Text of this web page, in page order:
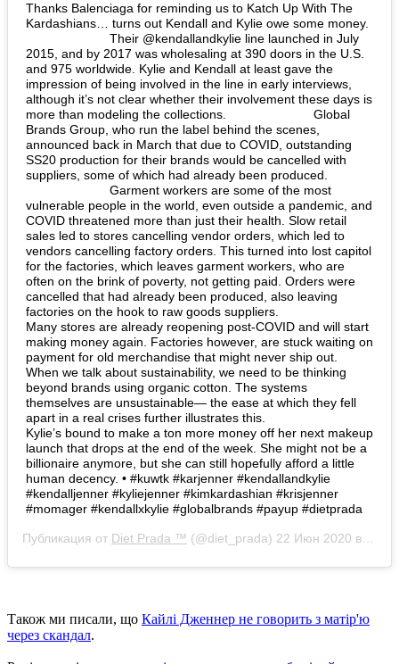
Thanks Balenciaga for reminding us to Katch Up With The
Kardashians… turns out Kendall and Kylie owe some money.
⠀⠀⠀⠀⠀⠀⠀⠀⠀ Their @kendallandkylie line launched in July
2015, and by 2017 was wholesaling at 390 doors in the U.S.
and 975 worldwide. Kylie and Kendall at least gave the
impression of being involved in the line in early interviews,
although it’s not clear whether their involvement these days is
more than modeling the collections. ⠀⠀⠀⠀⠀⠀⠀⠀⠀ Global
Brands Group, who run the label behind the scenes,
announced back in March that due to COVID, outstanding
SS20 production for their brands would be cancelled with
suppliers, some of which had already been produced.
⠀⠀⠀⠀⠀⠀⠀⠀⠀ Garment workers are some of the most
vulnerable people in the world, even outside a pandemic, and
COVID threatened more than just their health. Slow retail
sales led to stores cancelling vendor orders, which led to
vendors cancelling factory orders. This turned into lost capitol
for the factories, which leaves garment workers, who are
often on the brink of poverty, not getting paid. Orders were
cancelled that had already been produced, also leaving
factories on the hook to raw goods suppliers. ⠀⠀⠀⠀⠀⠀⠀⠀⠀
Many stores are already reopening post-COVID and will start
making money again. Factories however, are stuck waiting on
payment for old merchandise that might never ship out.
When we talk about sustainability, we need to be thinking
beyond brands using organic cotton. The systems
themselves are unsustainable— the ease at which they fell
apart in a real crises further illustrates this. ⠀⠀⠀⠀⠀⠀⠀⠀⠀
Kylie’s bound to make a ton more money off her next makeup
launch that drops at the end of the week. She might not be a
billionaire anymore, but she can still hopefully afford a little
human decency. • #kuwtk #karjenner #kendallandkylie
#kendalljenner #kyliejenner #kimkardashian #krisjenner
#momager #kendallxkylie #globalbrands #payup #dietprada
Публикация от Diet Prada ™ (@diet_prada) 22 Июн 2020 в 5:36 PDT
Також ми писали, що Кайлі Дженнер не говорить з матір'ю
через скандал.